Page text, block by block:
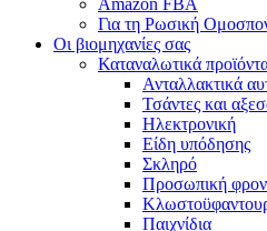
Amazon FBA
Για τη Ρωσική
Οι βιομηχανίες σας
Καταναλωτικά
Ανταλλακτικά
Τσάντες και
Ηλεκτρονική
Είδη υπόδησης
Σκληρό
Προσωπική
Παιχνίδια